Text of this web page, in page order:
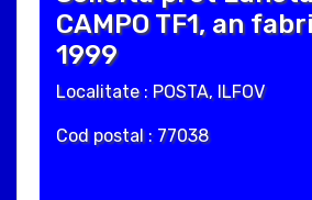
CAMPO TF1, an
1999
Localitate : POSTA, ILFOV
Cod postal : 77038